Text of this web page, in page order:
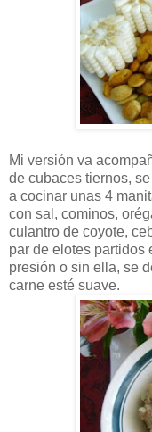
Mi versión va
de cubaces tiernos,
a cocinar unas 4
con sal, cominos,
culantro de coyote,
par de elotes partidos
presión o sin ella, se
carne esté suave.